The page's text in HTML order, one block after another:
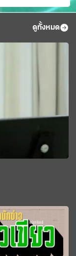
สอบฉาว
ดูทั้งหมด